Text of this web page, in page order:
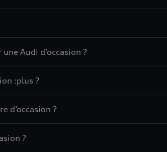
Audi d’occasion ?
:plus ?
d’occasion ?
?